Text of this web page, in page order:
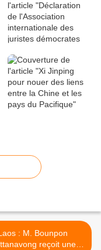
: M. Bounpon
reçoit une